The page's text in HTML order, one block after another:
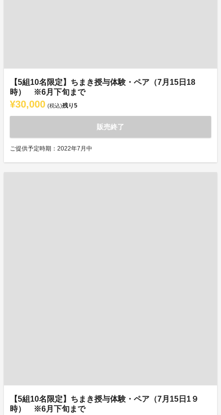
【5組10名限定】ちまき授与体験・ペア（7月15日18
時） ※6月下旬まで
¥30,000 (税込)残り5
販売終了
ご提供予定時期：2022年7月中
【5組10名限定】ちまき授与体験・ペア（7月15日1９
時） ※6月下旬まで